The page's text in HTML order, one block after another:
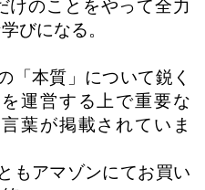
けのことをやって全力
びになる。
本質」について鋭く
運営する上で重要な
葉が掲載されていま
もアマゾンにてお買い